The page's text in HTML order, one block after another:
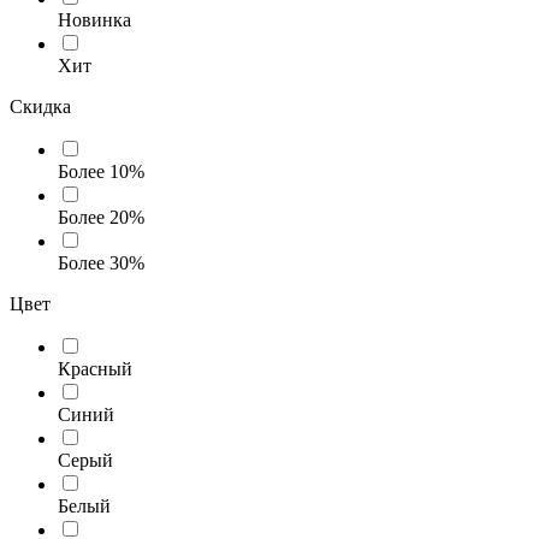
Новинка
Хит
Скидка
Более 10%
Более 20%
Более 30%
Цвет
Красный
Синий
Серый
Белый